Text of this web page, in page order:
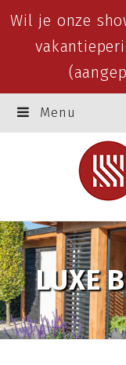
Wil je onze
Menu
LUXE